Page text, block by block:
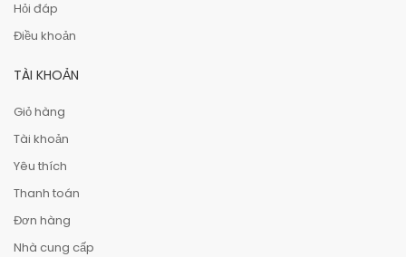
Hỏi đáp
Điều khoản
TÀI KHOẢN
Giỏ hàng
Tài khoản
Yêu thích
Thanh toán
Đơn hàng
Nhà cung cấp